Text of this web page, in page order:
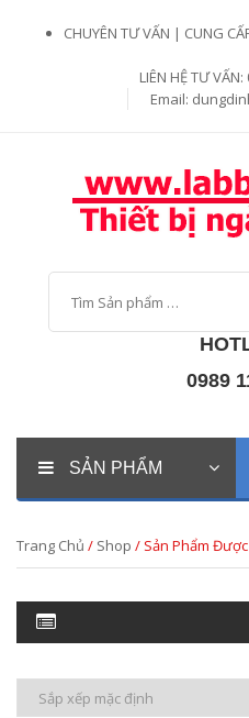
CHUYÊN TƯ VẤN | CUNG
LIÊN HỆ TƯ
Email:
0989
SẢN PHẨM
Trang Chủ / Shop / Sản Phẩm